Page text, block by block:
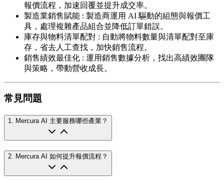
報價流程，加速回覆並提升成交率。
製造業銷售賦能 : 製造商運用 AI 驅動的組態與報價工
具，處理複雜產品組合並降低訂單錯誤。
庫存與物料清單配對 : 自動將物料數量與清單配對至庫
存，省去人工查找，加快銷售流程。
銷售績效最佳化 : 運用銷售數據分析，找出高績效團隊
與策略，帶動營收成長。
常見問題
1 Mercura AI 主要服務哪些產業？
2 Mercura AI 如何提升報價流程？